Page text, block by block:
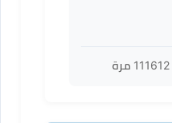
111612 مرة